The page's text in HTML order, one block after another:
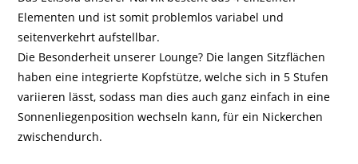
Elementen und ist somit problemlos variabel und
seitenverkehrt aufstellbar.
Die Besonderheit unserer Lounge? Die langen Sitzflächen
haben eine integrierte Kopfstütze, welche sich in 5 Stufen
variieren lässt, sodass man dies auch ganz einfach in eine
Sonnenliegenposition wechseln kann, für ein Nickerchen
zwischendurch.